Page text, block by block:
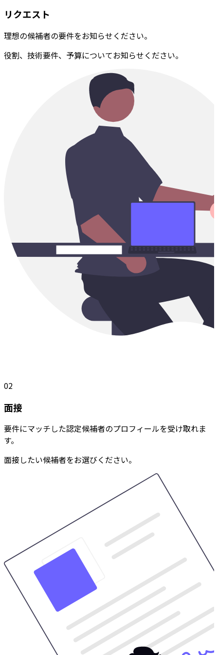
リクエスト
理想の候補者の要件をお知らせください。
役割、技術要件、予算についてお知らせください。
02
面接
要件にマッチした認定候補者のプロフィールを受け取れま
す。
面接したい候補者をお選びください。